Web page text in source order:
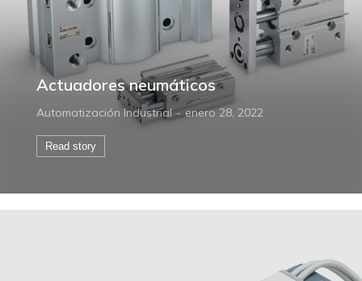
Actuadores neumáticos
Automatización Industrial enero 28, 2022
Read story